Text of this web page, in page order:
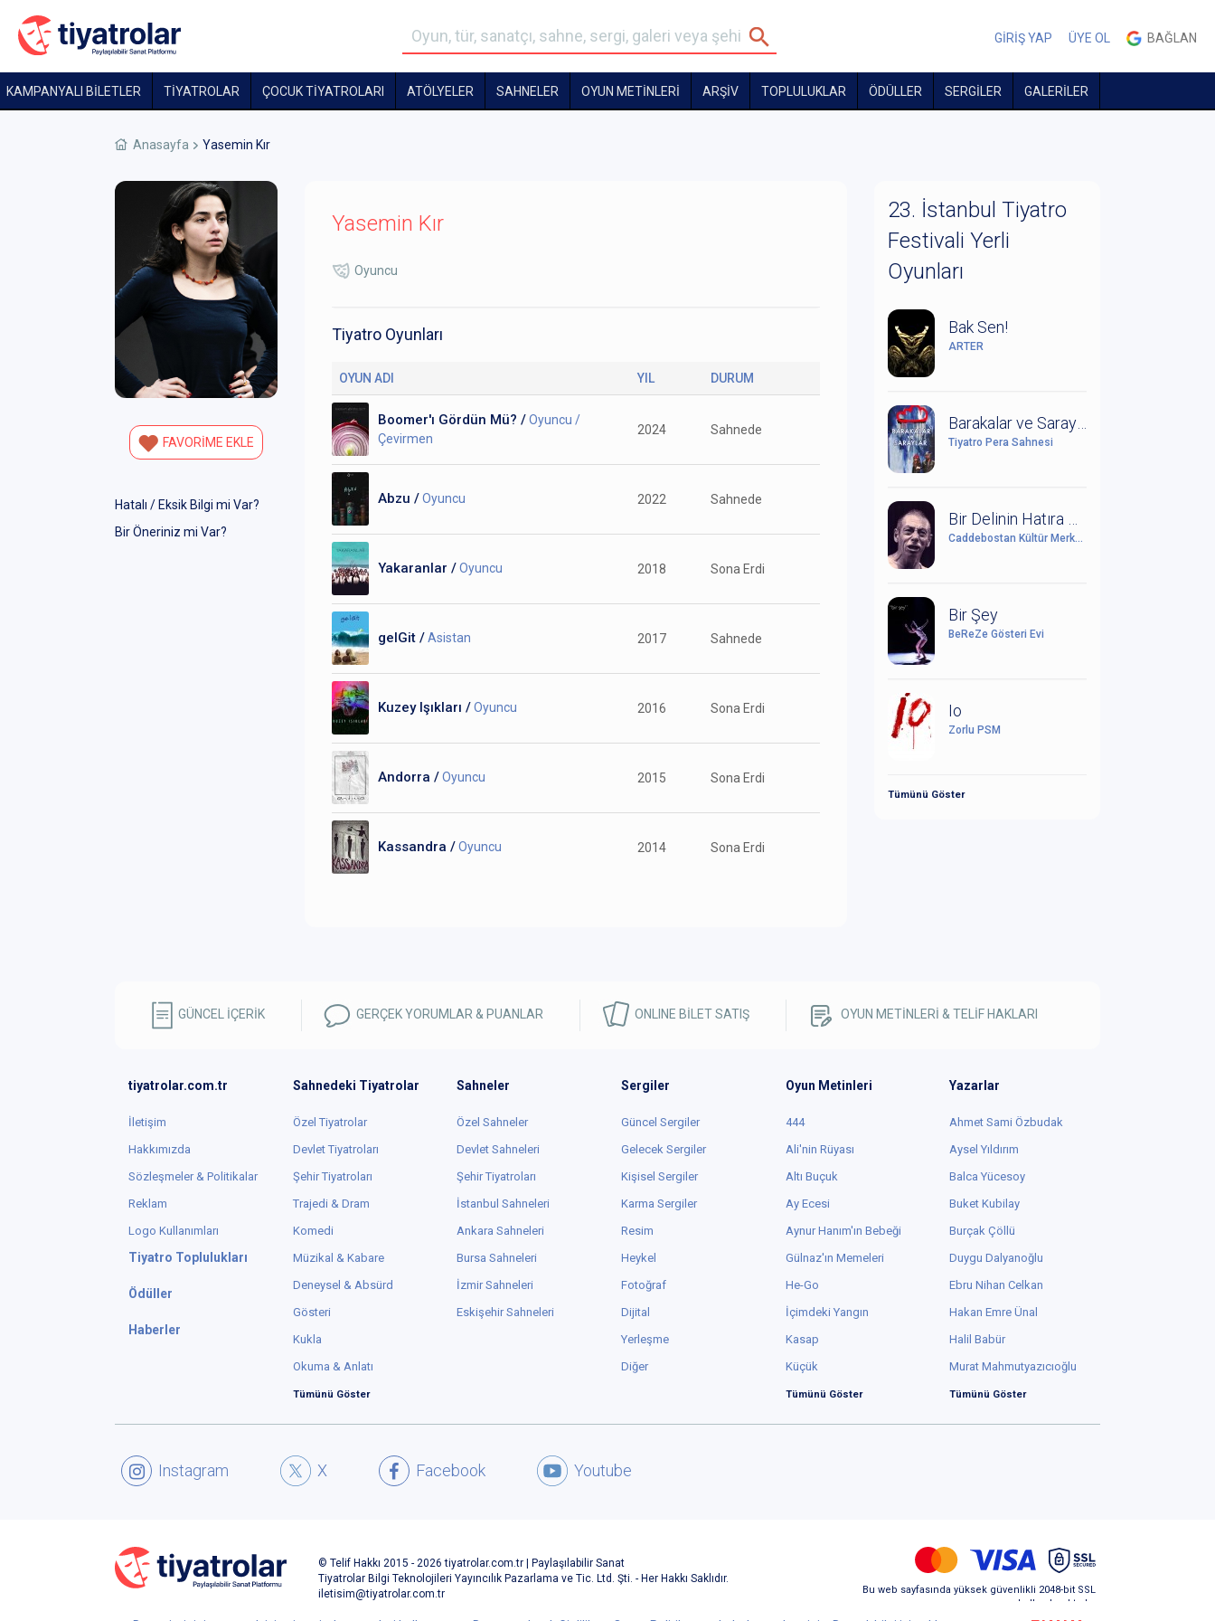
GİRİŞ YAP ÜYE OL BAĞLAN
KAMPANYALI BİLETLER TİYATROLAR ÇOCUK TIYATROLARI ATÖLYELER SAHNELER OYUN METİNLERİ ARŞİV TOPLULUKLAR ÖDÜLLER SERGİLER GALERİLER
Anasayfa Yasemin Kır
FAVORİME EKLE
Hatalı / Eksik Bilgi mi Var?
Bir Öneriniz mi Var?
Yasemin Kır
Oyuncu
Tiyatro Oyunları
OYUN ADI YIL DURUM
Boomer'ı Gördün Mü? /Oyuncu /
Çevirmen
2024 Sahnede
Abzu /Oyuncu 2022 Sahnede
Yakaranlar /Oyuncu 2018 Sona Erdi
gelGit /Asistan 2017 Sahnede
Kuzey Işıkları /Oyuncu 2016 Sona Erdi
Andorra /Oyuncu 2015 Sona Erdi
Kassandra /Oyuncu 2014 Sona Erdi
23. İstanbul Tiyatro
Festivali Yerli
Oyunları
Bak Sen!
ARTER
Tiyatro Pera Sahnesi
Caddebostan Kültür Merkezi
Bir Şey
BeReZe Gösteri Evi
Io
Zorlu PSM
Tümünü Göster
GÜNCEL İÇERİK GERÇEK YORUMLAR & PUANLAR ONLINE BİLET SATIŞ OYUN METİNLERİ & TELİF HAKLARI
tiyatrolar.com.tr
İletişim
Hakkımızda
Sözleşmeler & Politikalar
Reklam
Logo Kullanımları
Tiyatro Toplulukları
Ödüller
Haberler
Sahnedeki Tiyatrolar
Özel Tiyatrolar
Devlet Tiyatroları
Şehir Tiyatroları
Trajedi & Dram
Komedi
Müzikal & Kabare
Deneysel & Absürd
Gösteri
Kukla
Okuma & Anlatı
Tümünü Göster
Sahneler
Özel Sahneler
Devlet Sahneleri
Şehir Tiyatroları
İstanbul Sahneleri
Ankara Sahneleri
Bursa Sahneleri
İzmir Sahneleri
Eskişehir Sahneleri
Sergiler
Güncel Sergiler
Gelecek Sergiler
Kişisel Sergiler
Karma Sergiler
Resim
Heykel
Fotoğraf
Dijital
Yerleşme
Diğer
Oyun Metinleri
444
Ali'nin Rüyası
Altı Buçuk
Ay Ecesi
Aynur Hanım'ın Bebeği
Gülnaz'ın Memeleri
He-Go
İçimdeki Yangın
Kasap
Küçük
Tümünü Göster
Yazarlar
Ahmet Sami Özbudak
Aysel Yıldırım
Balca Yücesoy
Buket Kubilay
Burçak Çöllü
Duygu Dalyanoğlu
Ebru Nihan Celkan
Hakan Emre Ünal
Halil Babür
Murat Mahmutyazıcıoğlu
Tümünü Göster
Youtube
Facebook
X
Instagram
© Telif Hakkı 2015 - 2026 tiyatrolar.com.tr | Paylaşılabilir Sanat
Tiyatrolar Bilgi Teknolojileri Yayıncılık Pazarlama ve Tic. Ltd. Şti. - Her Hakkı Saklıdır.
iletisim@tiyatrolar.com.tr
Bu web sayfasında yüksek güvenlikli 2048-bit SSL
kullanılmaktadır.